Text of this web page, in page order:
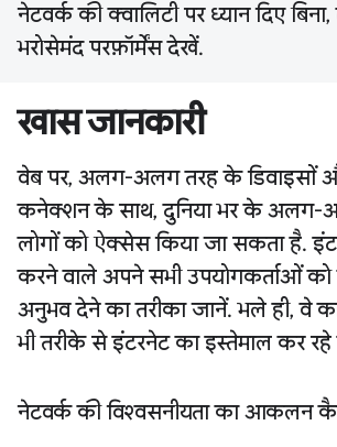
नेटवर्क की क्वालिटी पर ध्यान दिए
भरोसेमंद परफ़ॉर्मेंस देखें.
खास जानकारी
वेब पर, अलग-अलग तरह के डिवाइसों
कनेक्शन के साथ, दुनिया भर के अलग-
लोगों को ऐक्सेस किया जा सकता है.
करने वाले अपने सभी उपयोगकर्ताओं को
अनुभव देने का तरीका जानें. भले ही, वे
भी तरीके से इंटरनेट का इस्तेमाल कर रहे
नेटवर्क की विश्वसनीयता का आकलन